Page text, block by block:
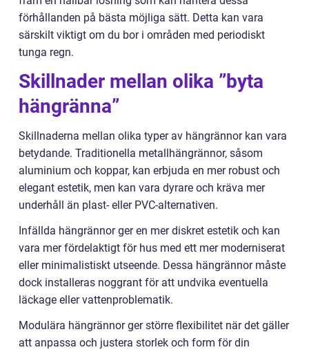
förhållanden på bästa möjliga sätt. Detta kan vara
särskilt viktigt om du bor i områden med periodiskt
tunga regn.
Skillnader mellan olika ”byta
hängränna”
Skillnaderna mellan olika typer av hängrännor kan vara
betydande. Traditionella metallhängrännor, såsom
aluminium och koppar, kan erbjuda en mer robust och
elegant estetik, men kan vara dyrare och kräva mer
underhåll än plast- eller PVC-alternativen.
Infällda hängrännor ger en mer diskret estetik och kan
vara mer fördelaktigt för hus med ett mer moderniserat
eller minimalistiskt utseende. Dessa hängrännor måste
dock installeras noggrant för att undvika eventuella
läckage eller vattenproblematik.
Modulära hängrännor ger större flexibilitet när det gäller
att anpassa och justera storlek och form för din